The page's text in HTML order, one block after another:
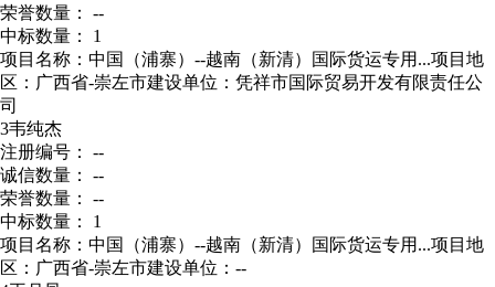
荣誉数量： --
中标数量： 1
项目名称：中国（浦寨）--越南（新清）国际货运专用...项目地
区：广西省-崇左市建设单位：凭祥市国际贸易开发有限责任公
司
3韦纯杰
注册编号： --
诚信数量： --
荣誉数量： --
中标数量： 1
项目名称：中国（浦寨）--越南（新清）国际货运专用...项目地
区：广西省-崇左市建设单位：--